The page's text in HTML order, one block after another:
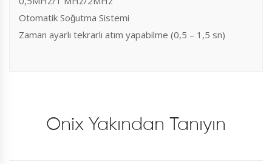
Otomatik Soğutma Sistemi
Zaman ayarlı tekrarlı atım yapabilme (0,5 – 1,5 sn)
Onix Yakından Tanıyın